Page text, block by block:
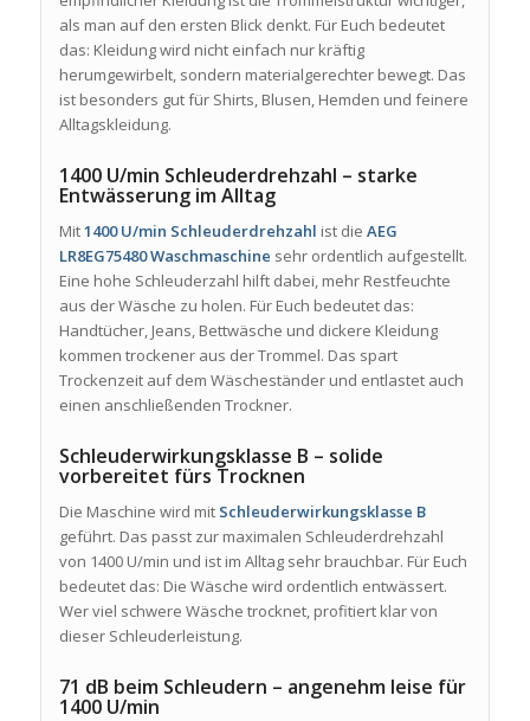
als man auf den ersten Blick denkt. Für Euch bedeutet
das: Kleidung wird nicht einfach nur kräftig
herumgewirbelt, sondern materialgerechter bewegt. Das
ist besonders gut für Shirts, Blusen, Hemden und feinere
Alltagskleidung.
1400 U/min Schleuderdrehzahl – starke
Entwässerung im Alltag
Mit1400 U/min Schleuderdrehzahl ist die AEG
LR8EG75480 Waschmaschine sehr ordentlich aufgestellt.
Eine hohe Schleuderzahl hilft dabei, mehr Restfeuchte
aus der Wäsche zu holen. Für Euch bedeutet das:
Handtücher, Jeans, Bettwäsche und dickere Kleidung
kommen trockener aus der Trommel. Das spart
Trockenzeit auf dem Wäscheständer und entlastet auch
einen anschließenden Trockner.
Schleuderwirkungsklasse B – solide
vorbereitet fürs Trocknen
Die Maschine wird mit Schleuderwirkungsklasse B
geführt. Das passt zur maximalen Schleuderdrehzahl
von 1400 U/min und ist im Alltag sehr brauchbar. Für Euch
bedeutet das: Die Wäsche wird ordentlich entwässert.
Wer viel schwere Wäsche trocknet, profitiert klar von
dieser Schleuderleistung.
71 dB beim Schleudern – angenehm leise für
1400 U/min